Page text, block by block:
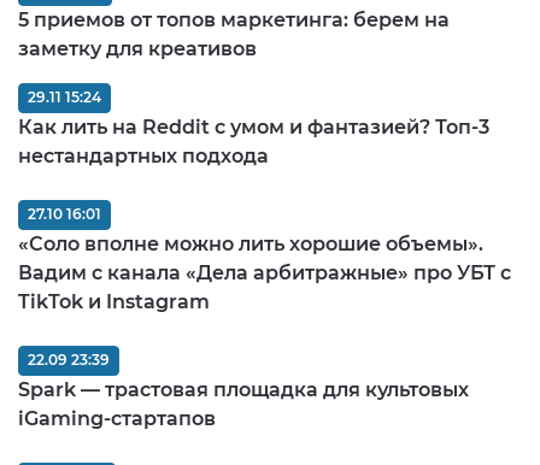
5 приемов от топов маркетинга: берем на
заметку для креативов
Как лить на Reddit с умом и фантазией? Топ-3
нестандартных подхода
29.11 15:24
«Соло вполне можно лить хорошие объемы».
Вадим с канала «Дела арбитражные» про УБТ с
TikTok и Instagram
27.10 16:01
Spark — трастовая площадка для культовых
iGaming-стартапов
22.09 23:39